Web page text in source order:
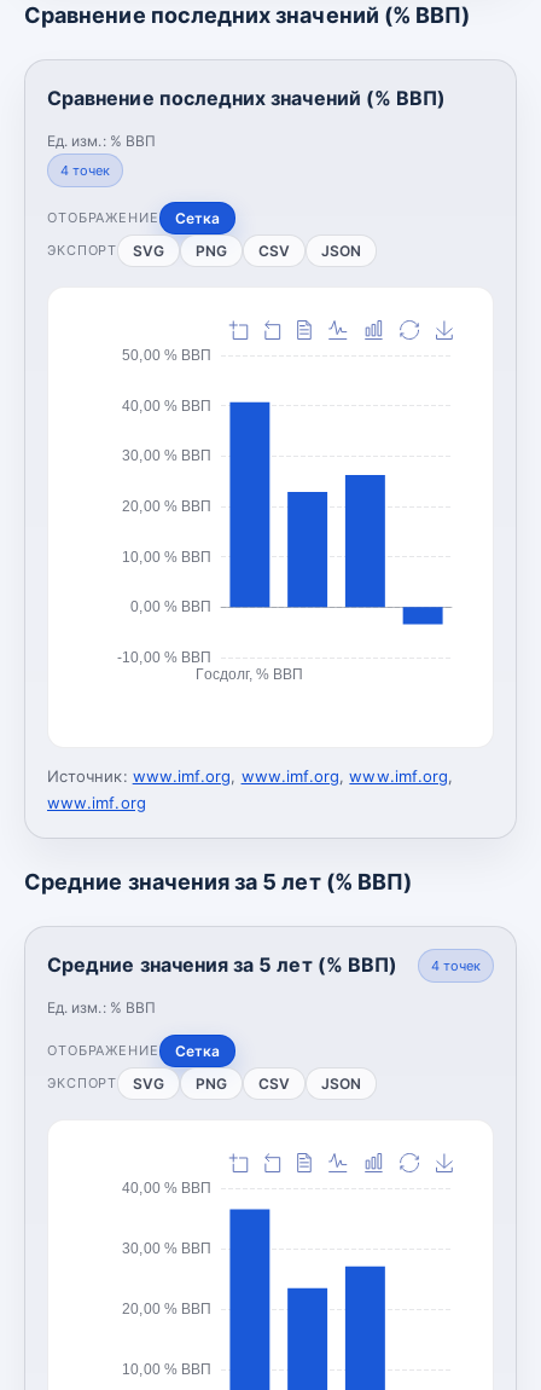
Сравнение последних значений (% ВВП)
Сравнение последних значений (% ВВП)
Ед. изм.: % ВВП
4 точек
ОТОБРАЖЕНИЕ Сетка
ЭКСПОРТ SVG PNG CSV JSON
-10,00 % ВВП
0,00 % ВВП
10,00 % ВВП
20,00 % ВВП
30,00 % ВВП
40,00 % ВВП
50,00 % ВВП
Госдолг, % ВВП
Источник: www.imf.org, www.imf.org,www.imf.org,
www.imf.org
Средние значения за 5 лет (% ВВП)
Средние значения за 5 лет (% ВВП)
Ед. изм.: % ВВП
4точек
ОТОБРАЖЕНИЕ Сетка
ЭКСПОРТ SVG PNG CSV JSON
10,00 % ВВП
20,00 % ВВП
30,00 % ВВП
40,00 % ВВП